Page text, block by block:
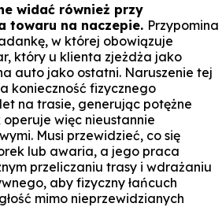
widać również przy
towaru na naczepie. Przypomina
w której obowiązuje
który u klienta zjeżdża jako
auto jako ostatni. Naruszenie tej
konieczność fizycznego
na trasie, generując potężne
więc nieustannie
Musi przewidzieć, co się
lub awaria, a jego praca
przeliczaniu trasy i wdrażaniu
aby fizyczny łańcuch
mimo nieprzewidzianych